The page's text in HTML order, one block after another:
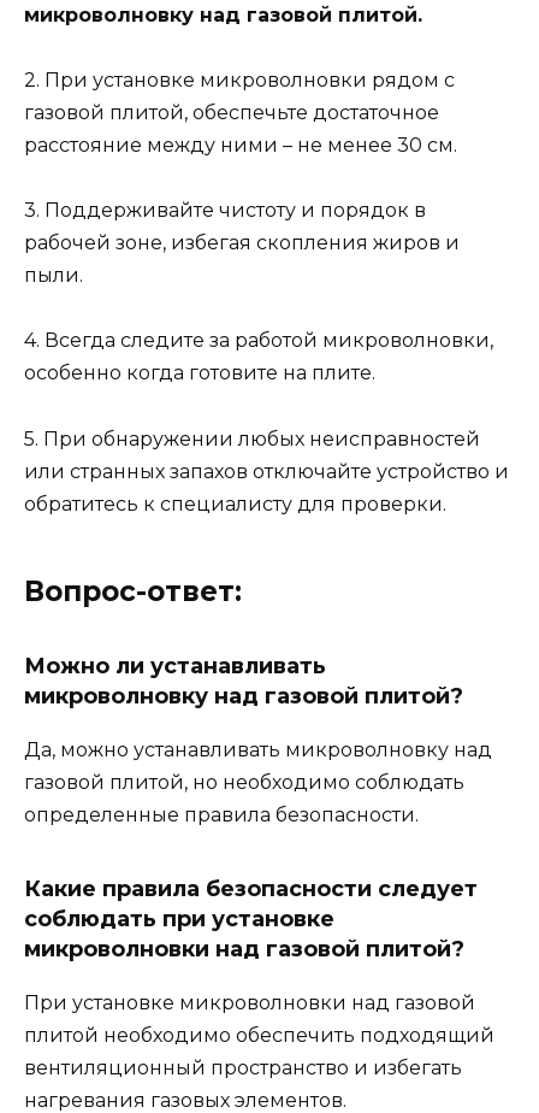
микроволновку над газовой плитой.
2. При установке микроволновки рядом с
газовой плитой, обеспечьте достаточное
расстояние между ними – не менее 30 см.
3. Поддерживайте чистоту и порядок в
рабочей зоне, избегая скопления жиров и
пыли.
4. Всегда следите за работой микроволновки,
особенно когда готовите на плите.
5. При обнаружении любых неисправностей
или странных запахов отключайте устройство и
обратитесь к специалисту для проверки.
Вопрос-ответ:
Можно ли устанавливать
микроволновку над газовой плитой?
Да, можно устанавливать микроволновку над
газовой плитой, но необходимо соблюдать
определенные правила безопасности.
Какие правила безопасности следует
соблюдать при установке
микроволновки над газовой плитой?
При установке микроволновки над газовой
плитой необходимо обеспечить подходящий
вентиляционный пространство и избегать
нагревания газовых элементов.